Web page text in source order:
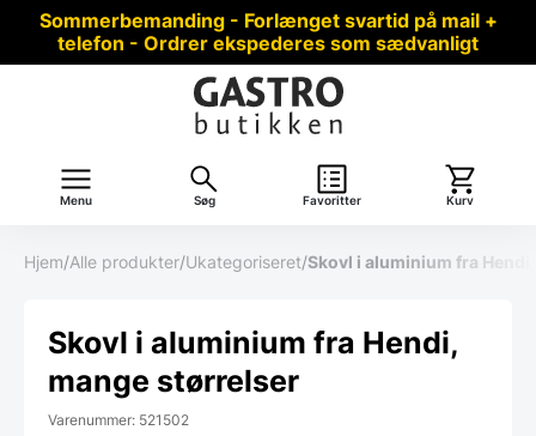
Sommerbemanding - Forlænget svartid på mail +
telefon - Ordrer ekspederes som sædvanligt
Menu Søg Favoritter Kurv
Hjem/Alle produkter/Ukategoriseret/Skovl i aluminium fra
Skovl i aluminium fra Hendi,
mange størrelser
Varenummer: 521502